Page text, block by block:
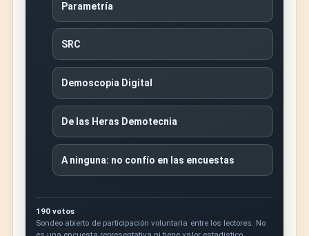
Parametría
SRC
Demoscopia Digital
De las Heras Demotecnia
A ninguna: no confío en las encuestas
190 votos
Sondeo abierto de participación voluntaria entre los lectores. No